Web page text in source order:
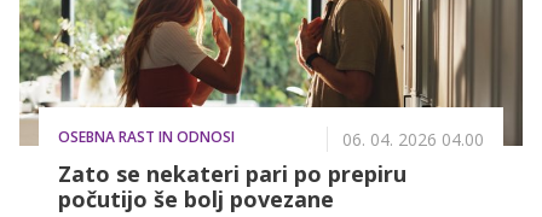
OSEBNA RAST IN ODNOSI 06. 04. 2026 04.00
Zato se nekateri pari po prepiru
počutijo še bolj povezane